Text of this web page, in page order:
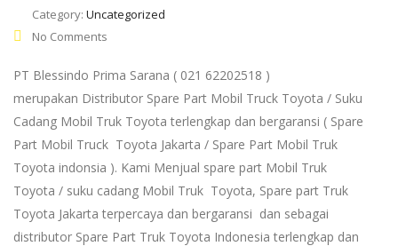
Category: Uncategorized
No Comments
PT Blessindo Prima Sarana ( 021 62202518 )
merupakan Distributor Spare Part Mobil Truck Toyota / Suku
Cadang Mobil Truk Toyota terlengkap dan bergaransi ( Spare
Part Mobil Truck Toyota Jakarta / Spare Part Mobil Truk
Toyota indonsia ). Kami Menjual spare part Mobil Truk
Toyota / suku cadang Mobil Truk Toyota, Spare part Truk
Toyota Jakarta terpercaya dan bergaransi dan sebagai
distributor Spare Part Truk Toyota Indonesia terlengkap dan